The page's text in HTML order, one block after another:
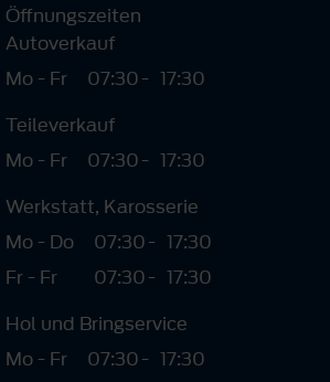
Öffnungszeiten
Autoverkauf
Mo - Fr
07:30- 17:30
Teileverkauf
Mo - Fr
07:30- 17:30
Werkstatt, Karosserie
Mo - Do
07:30- 17:30
Fr - Fr
07:30- 17:30
Hol und Bringservice
Mo - Fr
07:30- 17:30